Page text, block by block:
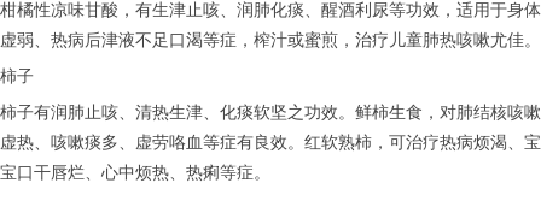
柑橘性凉味甘酸，有生津止咳、润肺化痰、醒酒利尿等功效，适用于身体
虚弱、热病后津液不足口渴等症，榨汁或蜜煎，治疗儿童肺热咳嗽尤佳。
柿子
柿子有润肺止咳、清热生津、化痰软坚之功效。鲜柿生食，对肺结核咳嗽
虚热、咳嗽痰多、虚劳咯血等症有良效。红软熟柿，可治疗热病烦渴、宝
宝口干唇烂、心中烦热、热痢等症。